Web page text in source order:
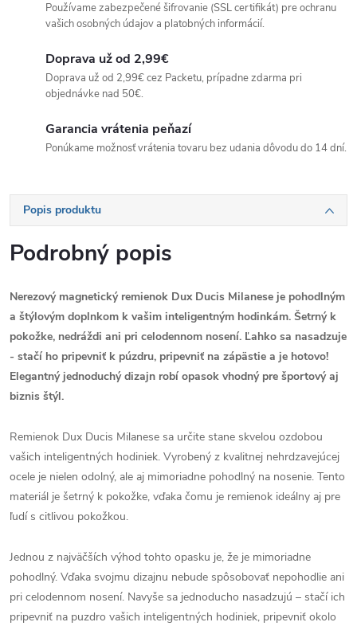
Používame zabezpečené šifrovanie (SSL certifikát) pre ochranu
vašich osobných údajov a platobných informácií.
Doprava už od 2,99€
Doprava už od 2,99€ cez Packetu, prípadne zdarma pri
objednávke nad 50€.
Garancia vrátenia peňazí
Ponúkame možnosť vrátenia tovaru bez udania dôvodu do 14 dní.
Popis produktu
Podrobný popis
Nerezový magnetický remienok Dux Ducis Milanese je pohodlným
a štýlovým doplnkom k vašim inteligentným hodinkám. Šetrný k
pokožke, nedráždi ani pri celodennom nosení. Ľahko sa nasadzuje
- stačí ho pripevniť k púzdru, pripevniť na zápästie a je hotovo!
Elegantný jednoduchý dizajn robí opasok vhodný pre športový aj
biznis štýl.
Remienok Dux Ducis Milanese sa určite stane skvelou ozdobou
vašich inteligentných hodiniek. Vyrobený z kvalitnej nehrdzavejúcej
ocele je nielen odolný, ale aj mimoriadne pohodlný na nosenie. Tento
materiál je šetrný k pokožke, vďaka čomu je remienok ideálny aj pre
ľudí s citlivou pokožkou.
Jednou z najväčších výhod tohto opasku je, že je mimoriadne
pohodlný. Vďaka svojmu dizajnu nebude spôsobovať nepohodlie ani
pri celodennom nosení. Navyše sa jednoducho nasadzujú – stačí ich
pripevniť na puzdro vašich inteligentných hodiniek, pripevniť okolo